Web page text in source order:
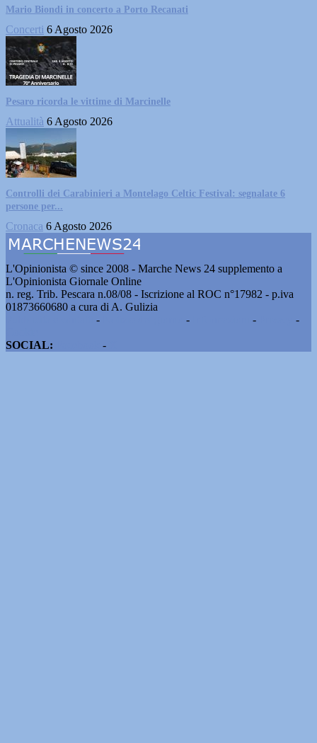
Mario Biondi in concerto a Porto Recanati
Concerti 6 Agosto 2026
Pesaro ricorda le vittime di Marcinelle
Attualità 6 Agosto 2026
Controlli dei Carabinieri a Montelago Celtic Festival: segnalate 6
persone per...
Cronaca 6 Agosto 2026
L'Opinionista © since 2008 - Marche News 24 supplemento a
L'Opinionista Giornale Online
n. reg. Trib. Pescara n.08/08 - Iscrizione al ROC n°17982 - p.iva
01873660680 a cura di A. Gulizia
- - -
-
SOCIAL:
-